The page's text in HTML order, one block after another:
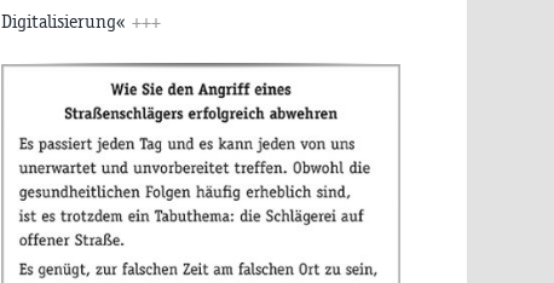
Digitalisierung« +++